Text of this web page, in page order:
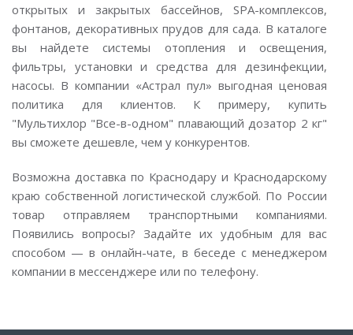
открытых и закрытых бассейнов, SPA-комплексов,
фонтанов, декоративных прудов для сада. В каталоге
вы найдете системы отопления и освещения,
фильтры, установки и средства для дезинфекции,
насосы. В компании «Астрал пул» выгодная ценовая
политика для клиентов. К примеру, купить
"Мультихлор "Все-в-одном" плавающий дозатор 2 кг"
вы сможете дешевле, чем у конкурентов.
Возможна доставка по Краснодару и Краснодарскому
краю собственной логистической службой. По России
товар отправляем транспортными компаниями.
Появились вопросы? Задайте их удобным для вас
способом — в онлайн-чате, в беседе с менеджером
компании в мессенджере или по телефону.